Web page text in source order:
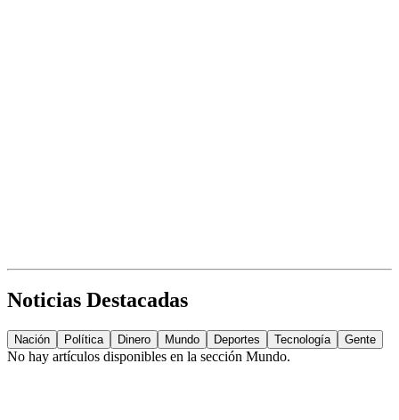
Noticias Destacadas
Nación Política Dinero Mundo Deportes Tecnología Gente
No hay artículos disponibles en la sección Mundo.